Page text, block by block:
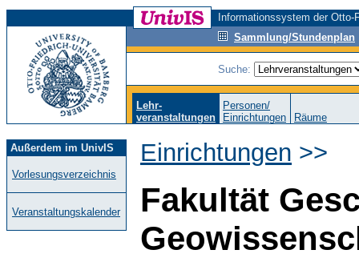
Informationssystem der
Sammlung/Stundenplan
Suche:
Lehr-
veranstaltungen
Personen/
Einrichtungen
Räume
Außerdem im UnivIS
Vorlesungsverzeichnis
Veranstaltungskalender
Einrichtungen >>
Fakultät